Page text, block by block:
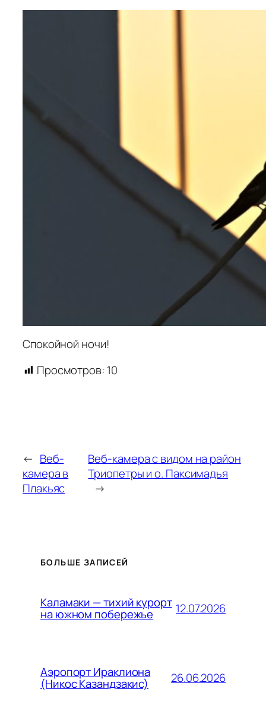
Спокойной ночи!
Просмотров: 10
← Веб-
камера в
Плакьяс
Веб-камера с видом на район
Триопетры и о. Паксимадья
→
БОЛЬШЕ ЗАПИСЕЙ
Каламаки — тихий курорт
на южном побережье 12.07.2026
Аэропорт Ираклиона
(Никос Казандзакис) 26.06.2026